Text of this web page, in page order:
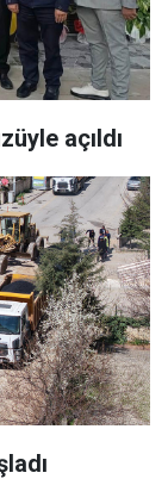
açıldı